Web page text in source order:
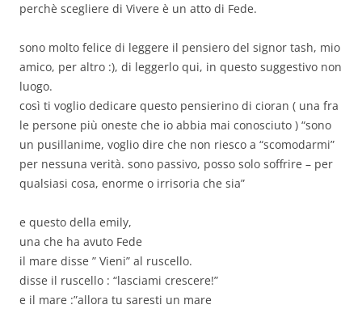
perchè scegliere di Vivere è un atto di Fede.
sono molto felice di leggere il pensiero del signor tash, mio
amico, per altro :), di leggerlo qui, in questo suggestivo non
luogo.
così ti voglio dedicare questo pensierino di cioran ( una fra
le persone più oneste che io abbia mai conosciuto ) “sono
un pusillanime, voglio dire che non riesco a “scomodarmi”
per nessuna verità. sono passivo, posso solo soffrire – per
qualsiasi cosa, enorme o irrisoria che sia”
e questo della emily,
una che ha avuto Fede
il mare disse ” Vieni” al ruscello.
disse il ruscello : “lasciami crescere!”
e il mare :”allora tu saresti un mare